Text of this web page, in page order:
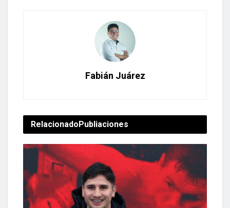
Fabián Juárez
RelacionadoPubliaciones